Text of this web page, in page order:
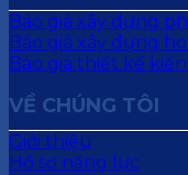
Báo giá xây dựng
Báo giá xây dựng
Báo giá thiết kế
VỀ CHÚNG TÔI
Giới thiệu
Hồ sơ năng lực